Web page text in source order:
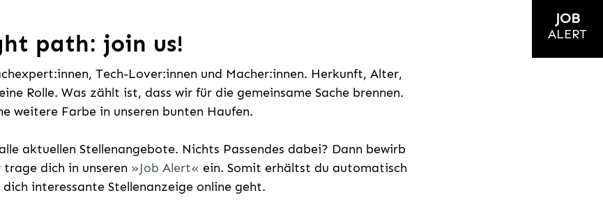
path: join us!
Tech-Lover:innen und Macher:innen. Herkunft, Alter,
Rolle. Was zählt ist, dass wir für die gemeinsame Sache brennen.
weitere Farbe in unseren bunten Haufen.
aktuellen Stellenangebote. Nichts Passendes dabei? Dann bewirb
trage dich in unseren Job Alert
ein. Somit erhältst du automatisch
interessante Stellenanzeige online geht.
JOB
ALERT